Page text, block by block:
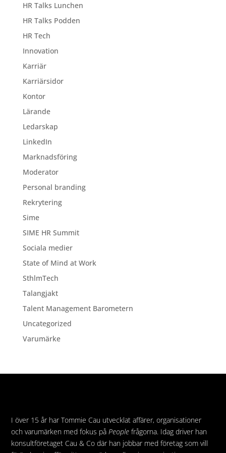
HR Talks Lunchen
HR Talks Podden
HR Tech
Innovation
Karriär
Karriärsidor
Kontor
Lärande
Ledarskap
LinkedIn
Marknadsföring
Moderator
Personal branding
Rekrytering
Sime
SIME HR Summit
Sociala medier
State of Mind at Work
SthlmTech
Talangjakt
Talent Management Barometern
Uncategorized
Varumärke
I över 15 år har Tommie Cau utvecklat affärer, organisationer
och varumärken med fokus påPeople frågorna. Idag driver han
konsultföretaget Cau & Co där han jobbar med företag som vill